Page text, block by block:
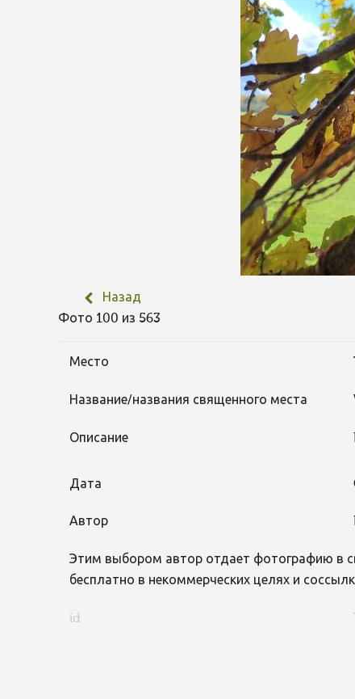
Назад
Фото 100 из 563
Место
Название/названия священного места
Описание
Дата
Автор
Этим выбором автор отдает фотографию в
бесплатно в некоммерческих целях и
id